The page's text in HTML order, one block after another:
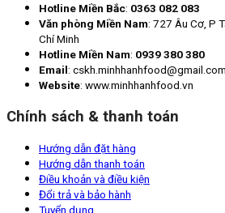
Hotline Miền Bắc: 0363 082 083
Văn phòng Miền Nam: 727 Âu Cơ, P
Chí Minh
Hotline Miền Nam: 0939 380 380
Email: cskh.minhhanhfood@gmail.com
Website: www.minhhanhfood.vn
Chính sách & thanh toán
Hướng dẫn đặt hàng
Hướng dẫn thanh toán
Điều khoản và điều kiện
Đổi trả và bảo hành
Tuyển dụng